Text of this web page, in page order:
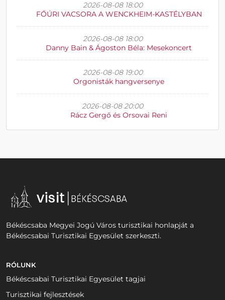
2026-08-08 18:00
FŐÚRI VACSORA A WENCKHEIM-KASTÉLYBAN
2026-08-08 18:00
Danny Bain & Ágoston Béla: Mesekoncert
2026-08-08 19:00
Orgonisták hangversenye
2026-08-08 20:00
Rácz Gergő és Orsovai Reni
Békéscsaba Megyei Jogú Város turisztikai honlapját a
Békéscsabai Turisztikai Egyesület szerkeszti.
RÓLUNK
Békéscsabai Turisztikai Egyesület tagjai
Turisztikai fejlesztések